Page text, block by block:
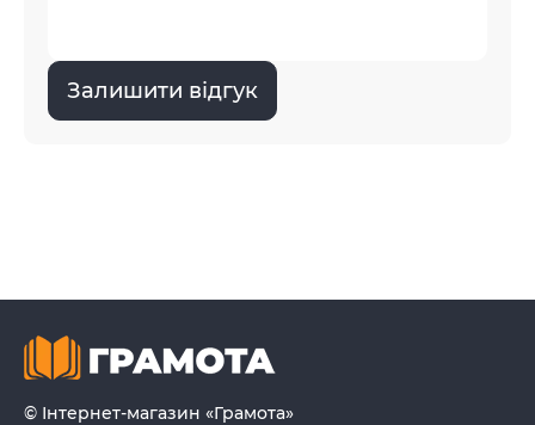
Залишити відгук
© Інтернет-магазин «Грамота»